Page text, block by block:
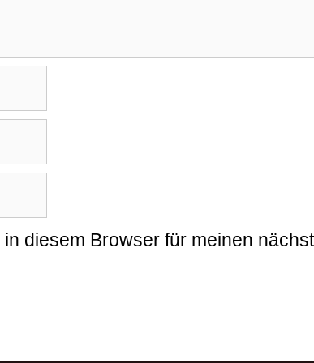
diesem Browser für meinen